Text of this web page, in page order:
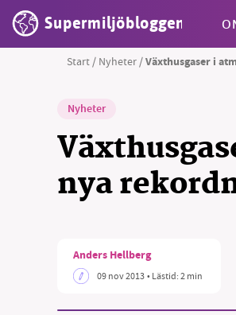
Supermiljöbloggen
Start / Nyheter /Växthusgaser i
Nyheter
nya
Anders Hellberg
09 nov 2013• Lästid:2 min